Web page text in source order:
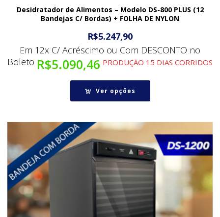
Desidratador de Alimentos – Modelo DS-800 PLUS (12
Bandejas C/ Bordas) + FOLHA DE NYLON
R$5.247,90
Em 12x C/ Acréscimo ou Com DESCONTO no
Boleto R$5.090,46 PRODUÇÃO 15 DIAS CORRIDOS
Ver opções